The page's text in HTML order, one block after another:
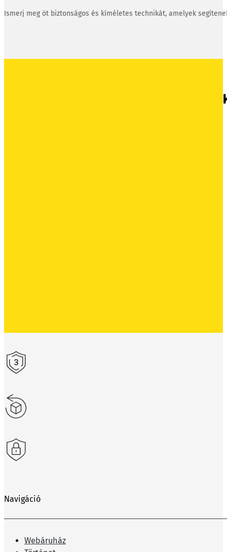
Ismerj meg öt biztonságos és kíméletes technikát, amelyek
Navigáció
Webáruház